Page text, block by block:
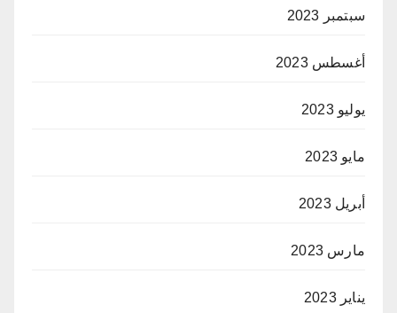
سبتمبر 2023
أغسطس 2023
يوليو 2023
مايو 2023
أبريل 2023
مارس 2023
يناير 2023